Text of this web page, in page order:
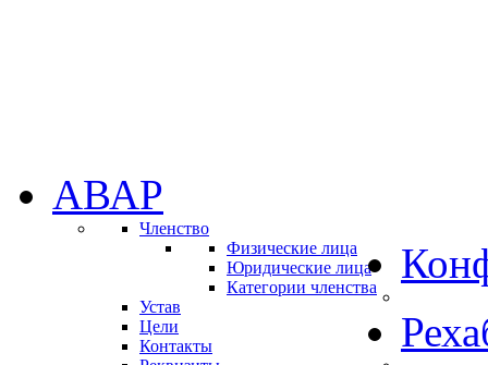
АВАР
Членство
Физические лица
Юридические лица
Категории членства
Устав
Цели
Контакты